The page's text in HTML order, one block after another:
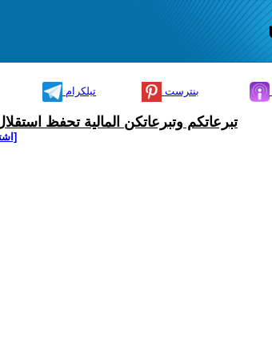
تيلكرام بنترست
تبرعاتكم وتبرعاتكن المالية تحفظ